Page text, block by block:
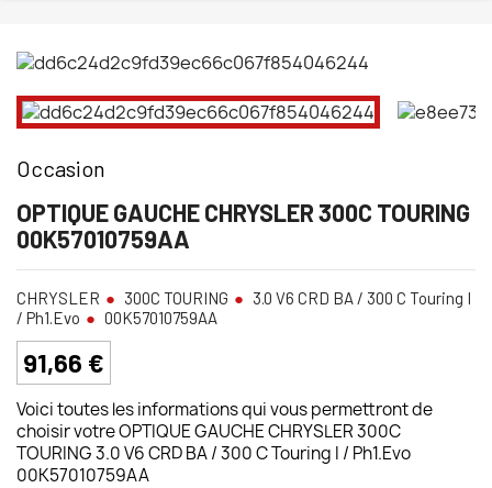
Occasion
OPTIQUE GAUCHE CHRYSLER 300C TOURING
00K57010759AA
CHRYSLER 300C TOURING
3.0 V6 CRD BA / 300 C Touring I
/ Ph1.Evo
00K57010759AA
91,66 €
Voici toutes les informations qui vous permettront de
choisir votre OPTIQUE GAUCHE CHRYSLER 300C
TOURING 3.0 V6 CRD BA / 300 C Touring I / Ph1.Evo
00K57010759AA